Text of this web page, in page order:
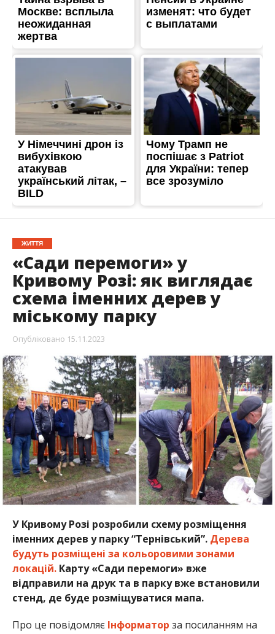
ЖИТТЯ
«Сади перемоги» у
Кривому Розі: як виглядає
схема іменних дерев у
міському парку
Опубліковано 15.11.2023
У Кривому Розі розробили схему розміщення
іменних дерев у парку “Тернівський”. Дерева
будуть розміщені за кольоровими зонами
локацій.Карту «Сади перемоги» вже
відправили на друк та в парку вже встановили
стенд, де буде розміщуватися мапа.
Про це повідомляє Інформатор за посиланням на